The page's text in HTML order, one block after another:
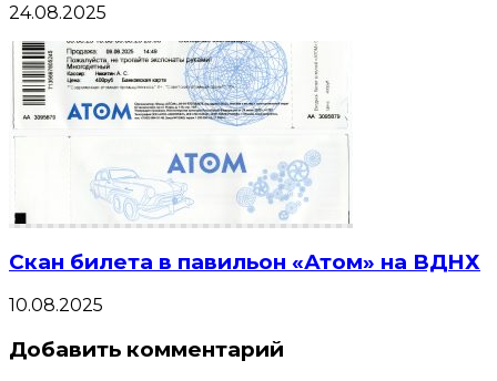
24.08.2025
Скан билета в павильон «Атом» на ВДНХ
10.08.2025
Добавить комментарий